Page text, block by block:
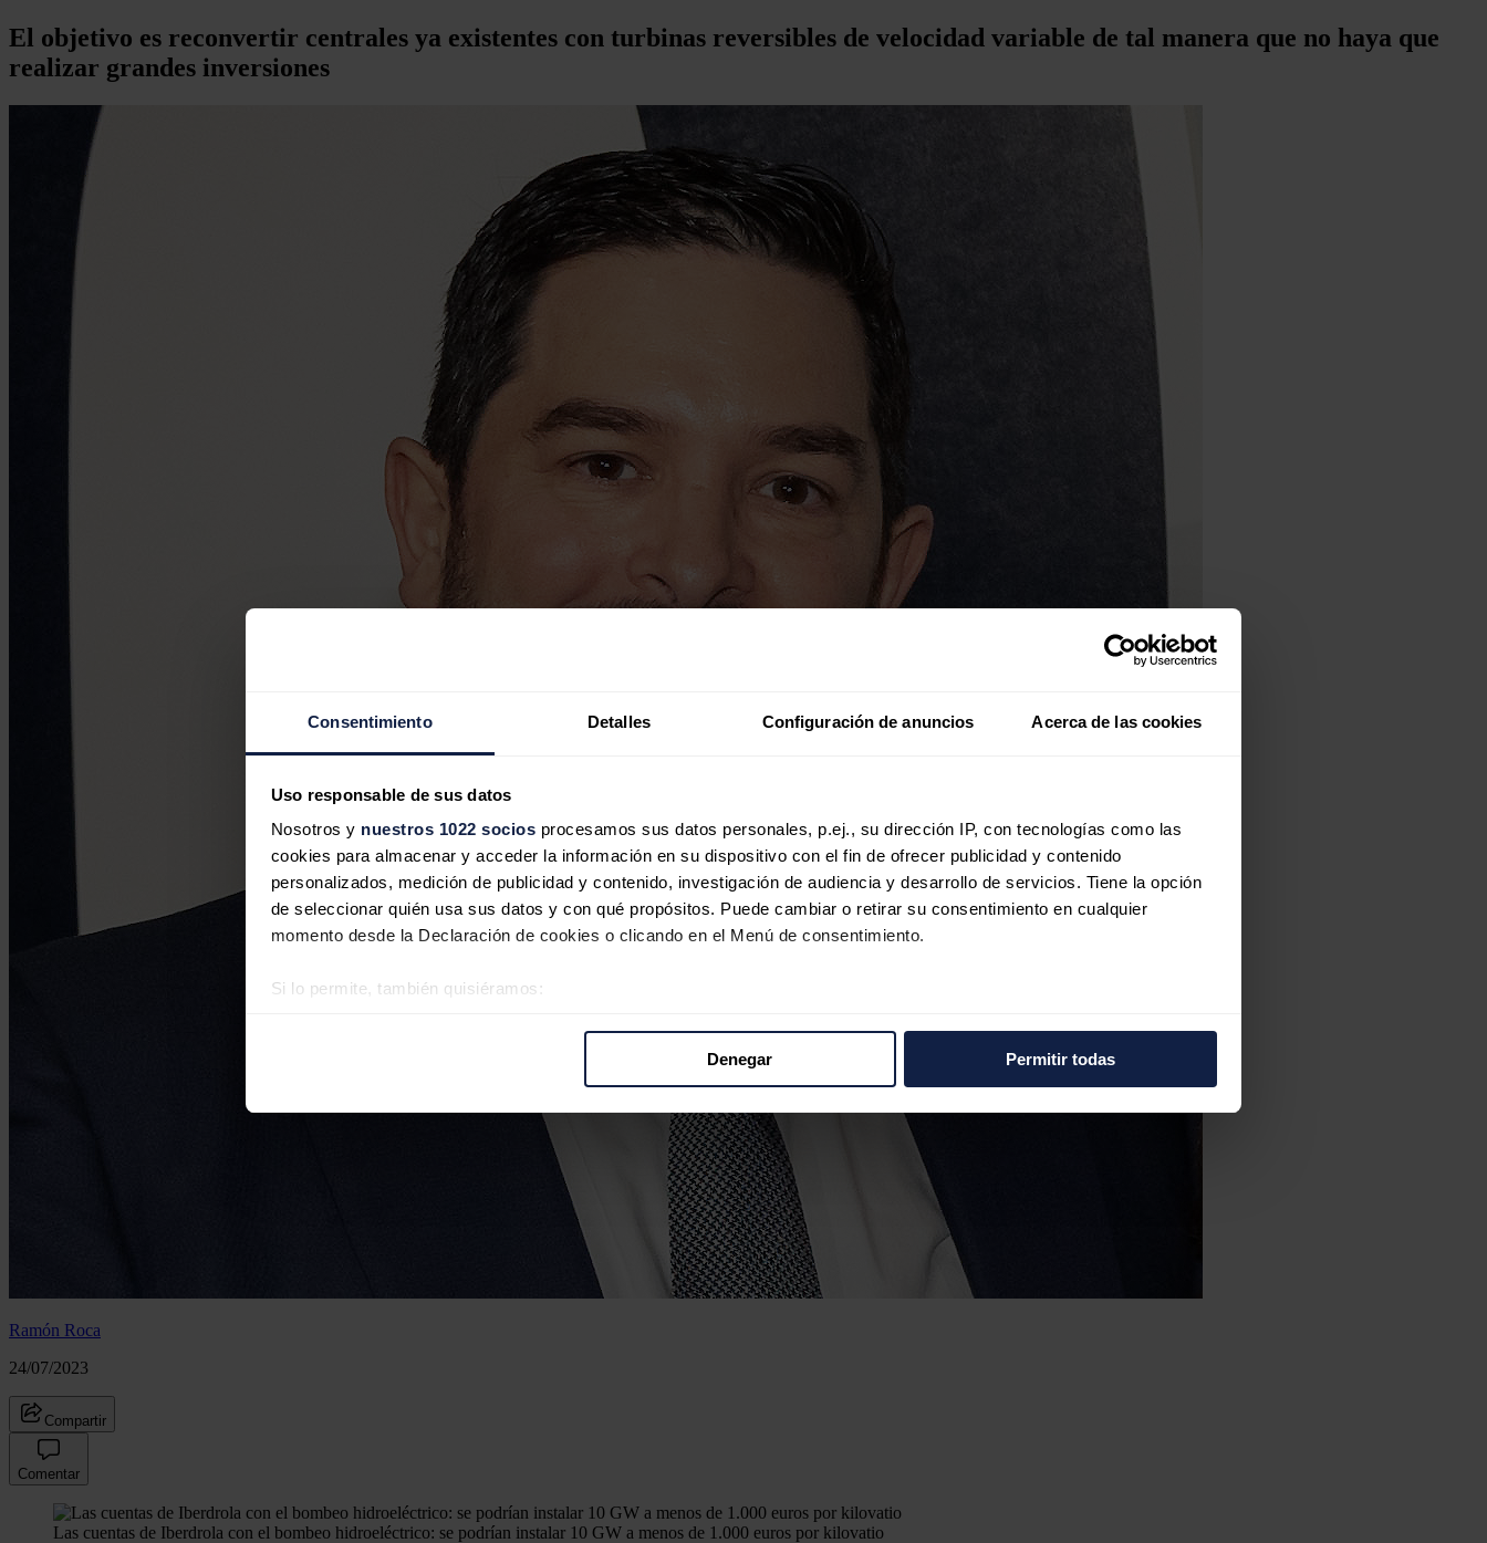
Consentimiento Detalles Configuración de anuncios Acerca de las cookies
Uso responsable de sus datos
Nosotros y nuestros 1022 socios procesamos sus datos personales, p.ej., su dirección IP, con tecnologías como las
cookies para almacenar y acceder la información en su dispositivo con el fin de ofrecer publicidad y contenido
personalizados, medición de publicidad y contenido, investigación de audiencia y desarrollo de servicios. Tiene la opción
de seleccionar quién usa sus datos y con qué propósitos. Puede cambiar o retirar su consentimiento en cualquier
momento desde la Declaración de cookies o clicando en el Menú de consentimiento.
Si lo permite, también quisiéramos:
Las cookies de este sitio web se usan para personalizar el contenido y los anuncios, ofrecer funciones de redes sociales
y analizar el tráfico. Además, compartimos información sobre el uso que haga del sitio web con nuestros partners de
redes sociales, publicidad y análisis web, quienes pueden combinarla con otra información que les haya proporcionado o
que hayan recopilado a partir del uso que haya hecho de sus servicios.
Denegar Permitir todas
El objetivo es reconvertir centrales ya existentes con turbinas reversibles de velocidad variable de tal manera que no haya que
realizar grandes inversiones
Ramón Roca
24/07/2023
Compartir
Comentar
Las cuentas de Iberdrola con el bombeo hidroeléctrico: se podrían instalar 10 GW a menos de 1.000 euros por kilovatio